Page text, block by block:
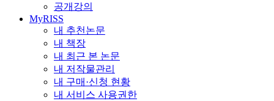
공개강의
MyRISS
내 추천논문
내 책장
내 최근 본 논문
내 저작물관리
내 구매·신청 현황
내 서비스 사용권한